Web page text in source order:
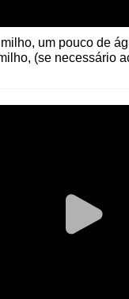
um pouco de
(se necessário